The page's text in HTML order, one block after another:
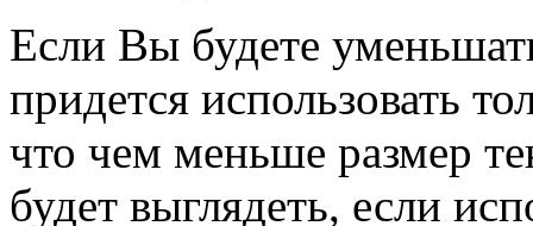
Если Вы будете
придется использовать
что чем меньше размер
будет выглядеть, если